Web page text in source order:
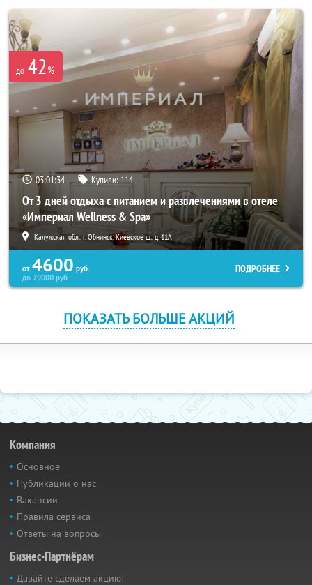
до 42%
03:01:33 Купили:114
От 3 дней отдыха с питанием и развлечениями в отеле
«Империал Wellness & Spa»
Калужская обл., г. Обнинск, Киевское ш., д. 11А
от 4600 руб.
до79000руб.
ПОДРОБНЕЕ
ПОКАЗАТЬ БОЛЬШЕ АКЦИЙ
Компания
Основное
Публикации о нас
Вакансии
Правила сервиса
Ответы на вопросы
Бизнес-Партнёрам
Давайте сделаем акцию!